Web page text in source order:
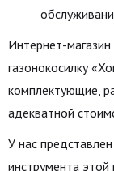
Интернет-магазин
газонокосилку
комплектующие,
адекватной
У нас
инструмента